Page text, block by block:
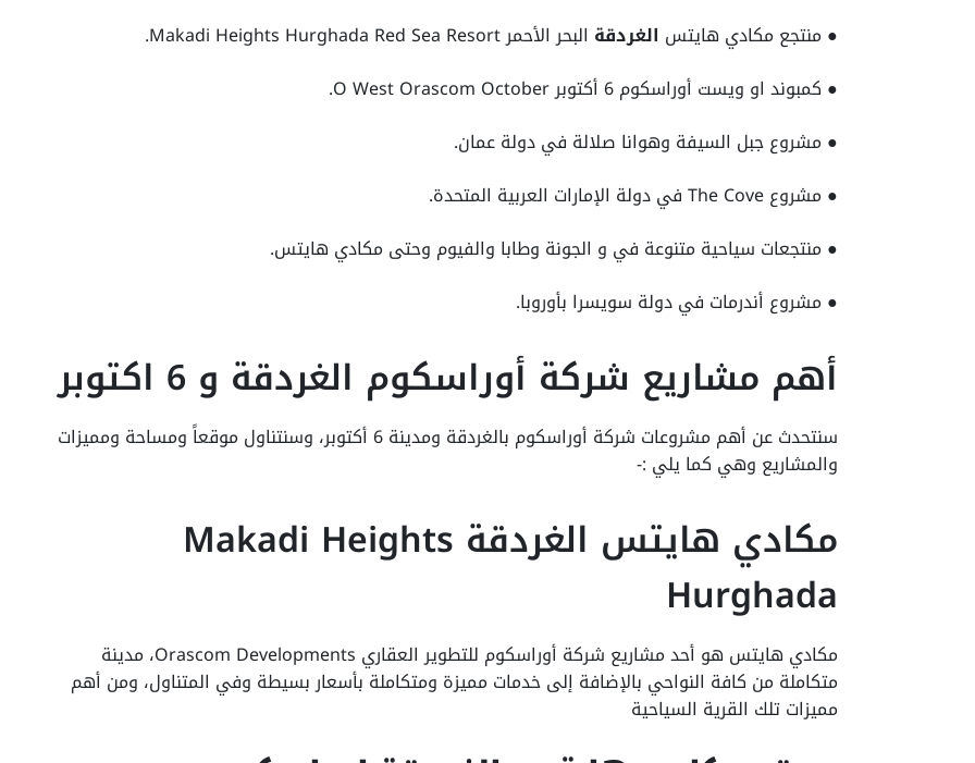
● منتجع مكادي هايتس الغردقة البحر الأحمر Makadi Heights Hurghada Red Sea Resort.
● كمبوند او ويست أوراسكوم 6 أكتوبر O West Orascom October.
● مشروع جبل السيفة وهوانا صلالة في دولة عمان.
● مشروع The Cove في دولة الإمارات العربية المتحدة.
● منتجعات سياحية متنوعة في و الجونة وطابا والفيوم وحتى مكادي هايتس.
● مشروع أندرمات في دولة سويسرا بأوروبا.
أهم مشاريع شركة أوراسكوم الغردقة و 6 اكتوبر
سنتحدث عن أهم مشروعات شركة أوراسكوم بالغردقة ومدينة 6 أكتوبر، وسنتناول موقعاً ومساحة ومميزات
والمشاريع وهي كما يلي :-
مكادي هايتس الغردقة Makadi Heights
Hurghada
مكادي هايتس هو أحد مشاريع شركة أوراسكوم للتطوير العقاري Orascom Developments، مدينة
متكاملة من كافة النواحي بالإضافة إلى خدمات مميزة ومتكاملة بأسعار بسيطة وفي المتناول، ومن أهم
مميزات تلك القرية السياحية